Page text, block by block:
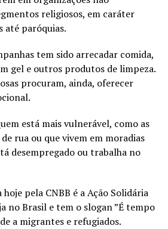
religiosos, em caráter
até paróquias.
tem sido arrecadar comida,
gel e outros produtos de limpeza.
procuram, ainda, oferecer
está mais vulnerável, como as
rua ou que vivem em moradias
desempregado ou trabalha no
pela CNBB é a Ação Solidária
no Brasil e tem o slogan ”É tempo
a migrantes e refugiados.